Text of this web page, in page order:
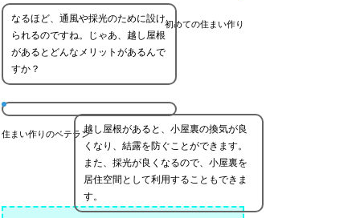
初めての住まい作り
なるほど、通風や採光のために設け
られるのですね。じゃあ、越し屋根
があるとどんなメリットがあるんで
すか？
住まい作りのベテラン越し屋根があると、小屋裏の換気が良
くなり、結露を防ぐことができます。
また、採光が良くなるので、小屋裏を
居住空間として利用することもできま
す。